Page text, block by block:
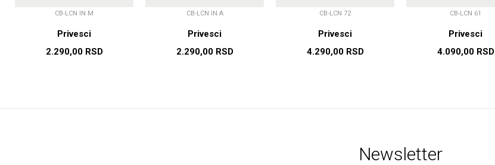
CB-LCN IN M
Privesci
2.290,00 RSD
CB-LCN IN A
Privesci
2.290,00 RSD
CB-LCN 72
Privesci
4.290,00 RSD
CB-LCN 61
Privesci
4.090,00 RSD
Newsletter